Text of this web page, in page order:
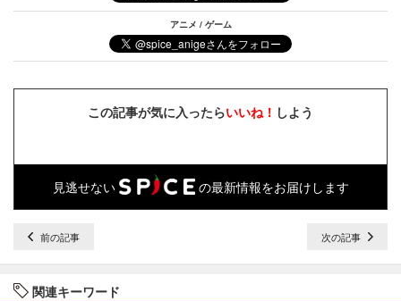
アニメ / ゲーム
この記事が気に入ったらいいね！ しよう
見逃せない の最新情報をお届けします
前の記事 次の記事
関連キーワード